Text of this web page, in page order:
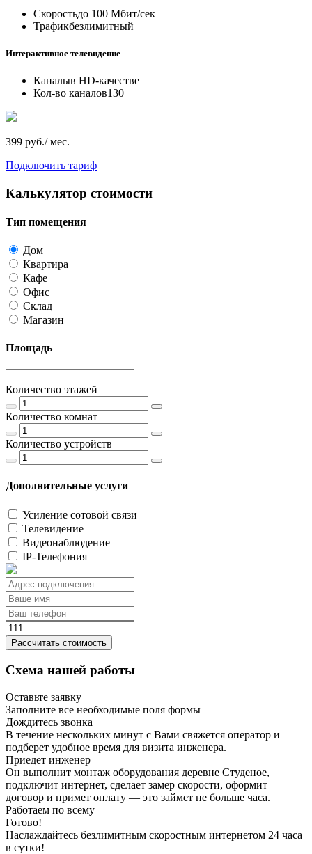
Скоростьдо 100 Мбит/сек
Трафикбезлимитный
Интерактивное телевидение
Каналыв HD-качестве
Кол-во каналов130
399 руб./ мес.
Подключить тариф
Калькулятор стоимости
Тип помещения
Дом
Квартира
Кафе
Офис
Склад
Магазин
Площадь
Количество этажей
Количество комнат
Количество устройств
Дополнительные услуги
Усиление сотовой связи
Телевидение
Видеонаблюдение
IP-Телефония
Рассчитать стоимость
Схема нашей работы
Оставьте заявку
Заполните все необходимые поля формы
Дождитесь звонка
В течение нескольких минут с Вами свяжется оператор и
подберет удобное время для визита инженера.
Приедет инженер
Он выполнит монтаж оборудования деревне Студеное,
подключит интернет, сделает замер скорости, оформит
договор и примет оплату — это займет не больше часа.
Работаем по всему
Готово!
Наслаждайтесь безлимитным скоростным интернетом 24 часа
в сутки!